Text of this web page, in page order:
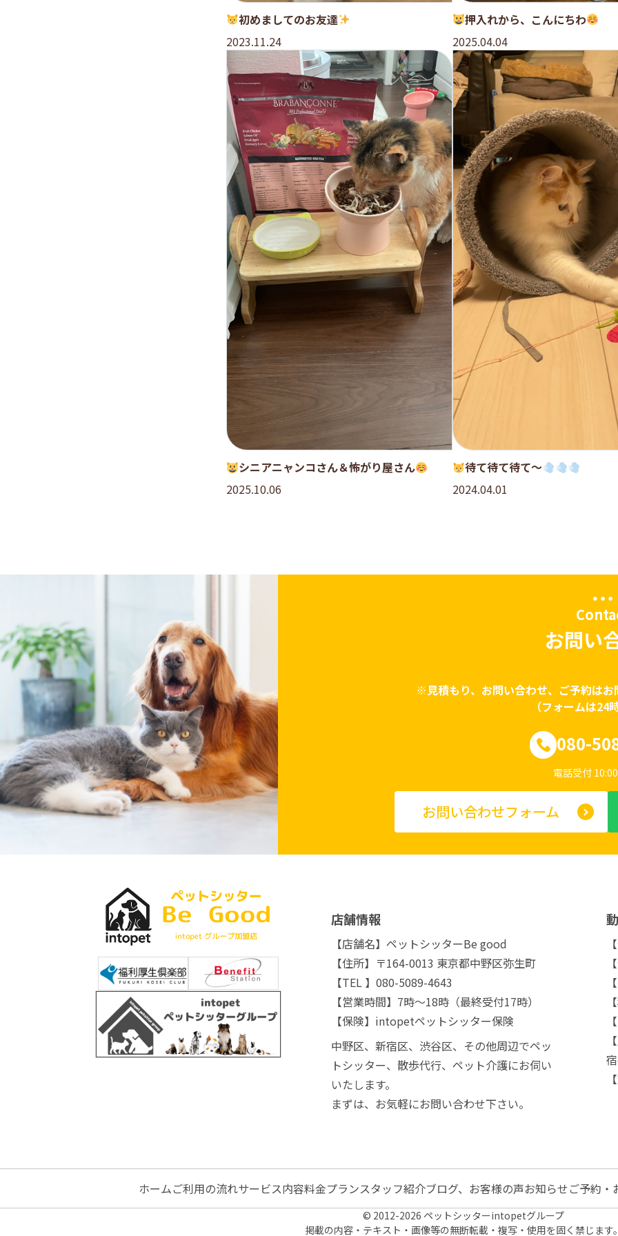
初めましてのお友達
2023.11.24
押入れから、こんにちわ
2025.04.04
シニアニャンコさん＆怖がり屋さん
2025.10.06
待て待て待て〜
2024.04.01
お問い
※見積もり、お問い合わせ、ご予約は
（フォームは24
080-
電話受付
お問い合わせフォーム
店舗情報
【店舗名】ペットシッターBe good
【住所】〒164-0013 東京都中野区弥生町
【TEL 】080-5089-4643
【営業時間】7時〜18時（最終受付17時）
【保険】intopetペットシッター保険
中野区、新宿区、渋谷区、その他周辺でペッ
トシッター、散歩代行、ペット介護にお伺い
いたします。
まずは、お気軽にお問い合わせ下さい。
ホームご利用の流れサービス内容料金プランスタッフ紹介ブログ、お客様の声お知らせご予約・
© 2012-2026 ペットシッターintopetグループ
掲載の内容・テキスト・画像等の無断転載・複写・使用を固く禁じます